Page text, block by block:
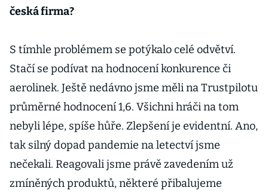
česká firma?
S tímhle problémem se potýkalo celé odvětví.
Stačí se podívat na hodnocení konkurence či
aerolinek. Ještě nedávno jsme měli na Trustpilotu
průměrné hodnocení 1,6. Všichni hráči na tom
nebyli lépe, spíše hůře. Zlepšení je evidentní. Ano,
tak silný dopad pandemie na letectví jsme
nečekali. Reagovali jsme právě zavedením už
zmíněných produktů, některé přibalujeme